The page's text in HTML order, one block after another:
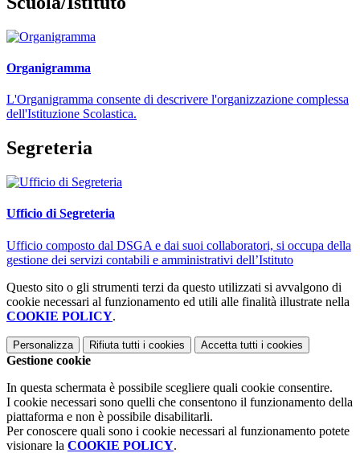
Organigramma
L'Organigramma consente di descrivere l'organizzazione complessa
dell'Istituzione Scolastica.
Segreteria
Ufficio di Segreteria
Ufficio composto dal DSGA e dai suoi collaboratori, si occupa della
gestione dei servizi contabili e amministrativi dell’Istituto
Questo sito o gli strumenti terzi da questo utilizzati si avvalgono di
cookie necessari al funzionamento ed utili alle finalità illustrate nella
COOKIE POLICY.
Personalizza Rifiuta tutti i cookies Accetta tutti i cookies
Gestione cookie
In questa schermata è possibile scegliere quali cookie consentire.
I cookie necessari sono quelli che consentono il funzionamento della
piattaforma e non è possibile disabilitarli.
Per conoscere quali sono i cookie necessari al funzionamento potete
visionare la COOKIE POLICY.